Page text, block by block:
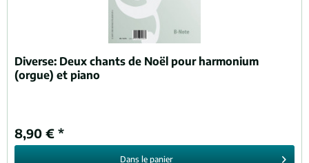
Diverse: Deux chants de Noël pour harmonium
(orgue) et piano
8,90 € *
Dans le panier